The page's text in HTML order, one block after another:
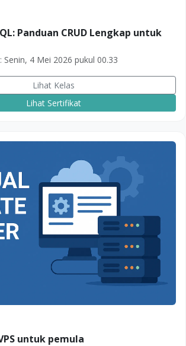
Panduan CRUD Lengkap untuk
Senin, 4 Mei 2026 pukul 00.33
Lihat Kelas
Lihat Sertifikat
untuk pemula